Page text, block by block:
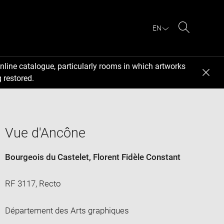
EN
catalogue, particularly rooms in which artworks
restored.
Vue d'Ancône
Bourgeois du Castelet, Florent Fidèle Constant
RF 3117, Recto
Département des Arts graphiques